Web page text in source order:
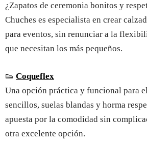
¿Zapatos de ceremonia bonitos y
Chuches es especialista en crear
para eventos, sin renunciar a la
que necesitan los más pequeños.
👟 Coqueflex
Una opción práctica y funcional para
sencillos, suelas blandas y horma
apuesta por la comodidad sin
otra excelente opción.